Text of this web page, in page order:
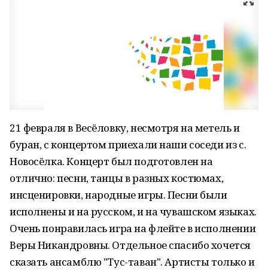
21 февраля в Весёловку, несмотря на метель и
буран, с концертом приехали наши соседи из с.
Новосёлка. Концерт был подготовлен на
отлично: песни, танцы в разных костюмах,
инсценировки, народные игры. Песни были
исполнены и на русском, и на чувашском языках.
Очень понравилась игра на флейте в исполнении
Веры Никандровны. Отдельное спасибо хочется
сказать ансамблю "Тус-таван". Артисты только и